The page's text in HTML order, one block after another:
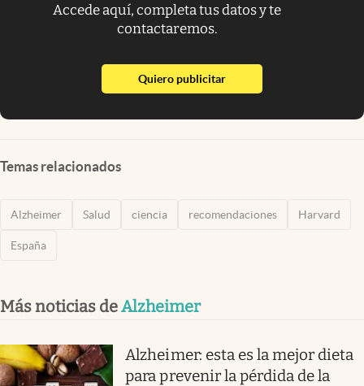
Accede aquí, completa tus datos y te
contactaremos.
Quiero publicitarabre en nueva pestaña
Temas relacionados
Alzheimer Salud ciencia recomendaciones Harvard
España
Más noticias deAlzheimer
Alzheimer: esta es la mejor dieta
para prevenir la pérdida de la